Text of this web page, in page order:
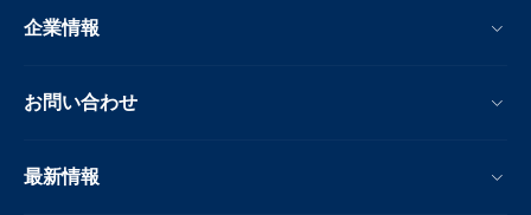
企業情報
お問い合わせ
最新情報